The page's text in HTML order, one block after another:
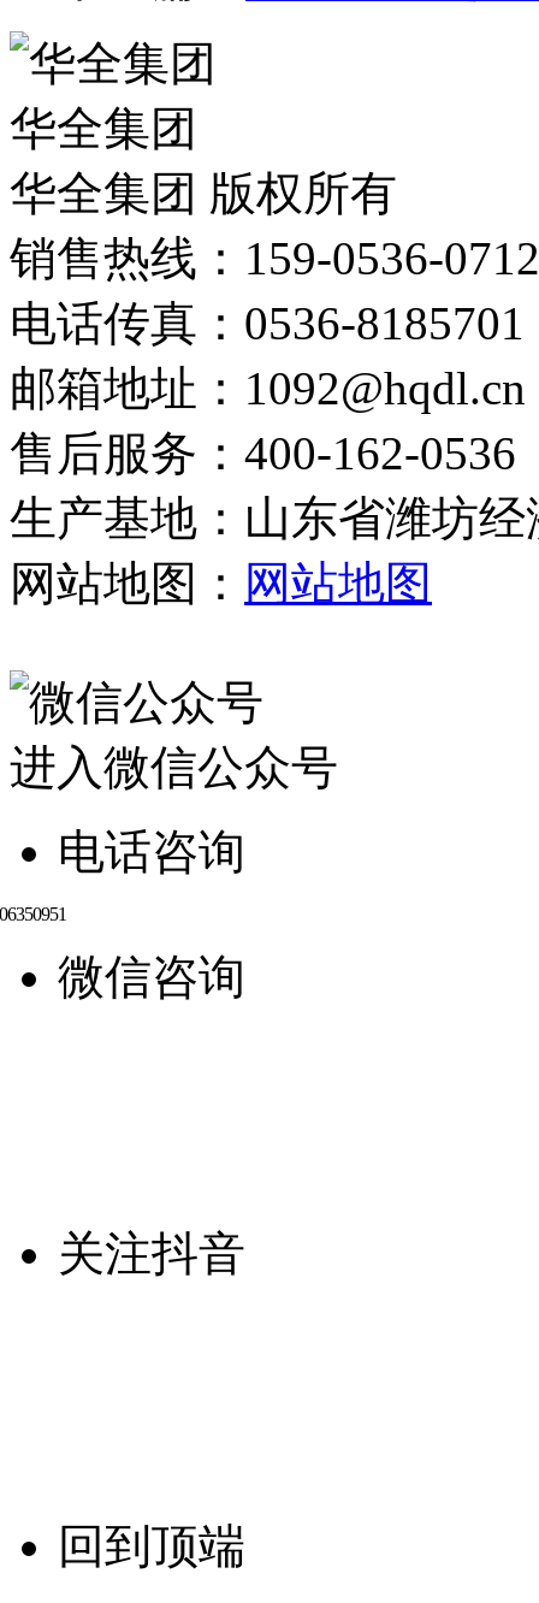
华全集团
华全集团 版权所有
销售热线：159-0536-0712
电话传真：0536-8185701
邮箱地址：1092@hqdl.cn
售后服务：400-162-0536
生产基地：山东省潍坊
网站地图： 网站地图
进入微信公众号
电话咨询
微信咨询
关注抖音
回到顶端